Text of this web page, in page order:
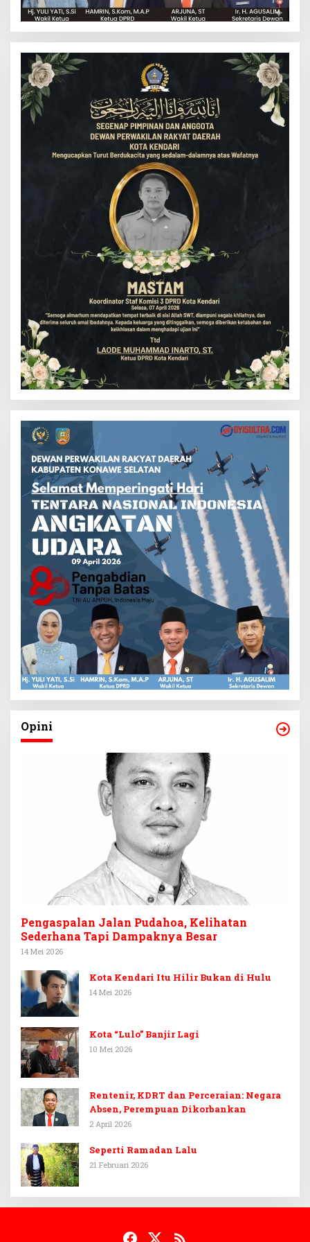
Opini
Pengaspalan Jalan Pudahoa, Kelihatan
Sederhana Tapi Dampaknya Besar
14 Mei 2026
Kota Kendari Itu Hilir Bukan di Hulu
14 Mei 2026
Kota “Lulo” Banjir Lagi
10 Mei 2026
Rentenir, KDRT dan Perceraian: Negara
Absen, Perempuan Dikorbankan
2 April 2026
Seperti Ramadan Lalu
21 Februari 2026